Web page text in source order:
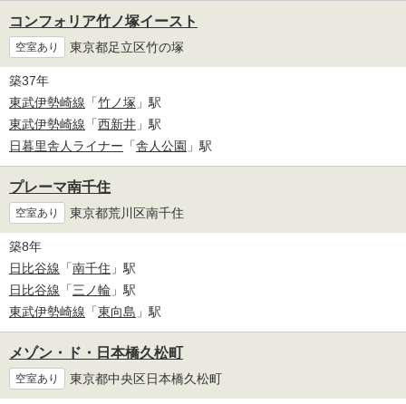
コンフォリア竹ノ塚イースト
空室あり 東京都足立区竹の塚
築37年
東武伊勢崎線 「竹ノ塚 」駅
東武伊勢崎線 「西新井 」駅
日暮里舎人ライナー 「舎人公園 」駅
プレーマ南千住
空室あり 東京都荒川区南千住
築8年
日比谷線 「南千住 」駅
日比谷線 「三ノ輪 」駅
東武伊勢崎線 「東向島 」駅
メゾン・ド・日本橋久松町
空室あり 東京都中央区日本橋久松町